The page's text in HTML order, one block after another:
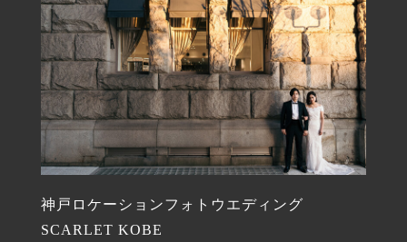
神戸ロケーションフォトウエディング
SCARLET KOBE